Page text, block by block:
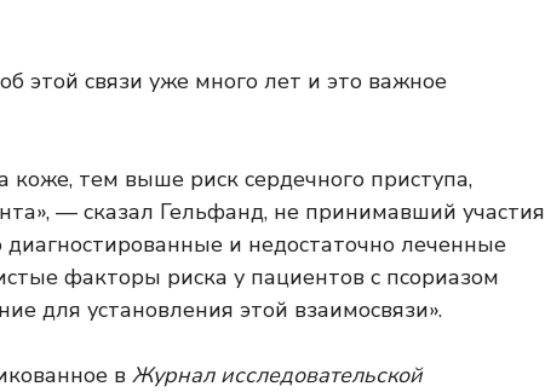
этой связи уже много лет и это важное
коже, тем выше риск сердечного приступа,
— сказал Гельфанд, не принимавший участия
диагностированные и недостаточно леченные
факторы риска у пациентов с псориазом
для установления этой взаимосвязи».
в Журнал исследовательской